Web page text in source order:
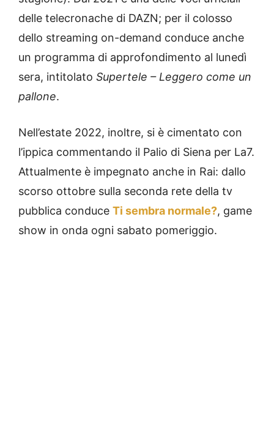
delle telecronache di DAZN; per il colosso
dello streaming on-demand conduce anche
un programma di approfondimento al lunedì
sera, intitolato Supertele – Leggero come un
pallone.
Nell’estate 2022, inoltre, si è cimentato con
l’ippica commentando il Palio di Siena per La7.
Attualmente è impegnato anche in Rai: dallo
scorso ottobre sulla seconda rete della tv
pubblica conduce Ti sembra normale?, game
show in onda ogni sabato pomeriggio.